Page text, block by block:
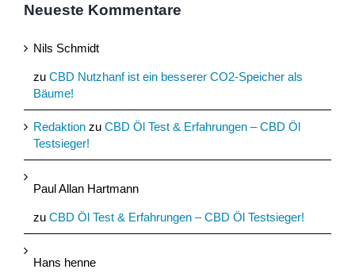
Neueste Kommentare
Nils Schmidt
zu CBD Nutzhanf ist ein besserer CO2-Speicher als
Bäume!
Redaktion zu CBD Öl Test & Erfahrungen – CBD Öl
Testsieger!
Paul Allan Hartmann
zu CBD Öl Test & Erfahrungen – CBD Öl Testsieger!
Hans henne